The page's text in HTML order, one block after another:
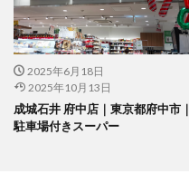
2025年6月18日
2025年10月13日
成城石井 府中店｜東京都府中市｜
駐車場付きスーパー